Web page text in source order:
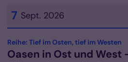
7 Sept. 2026
Datum: 7. September 2026
Reihe: Tief im Osten, tief im Westen
Oasen in Ost und West